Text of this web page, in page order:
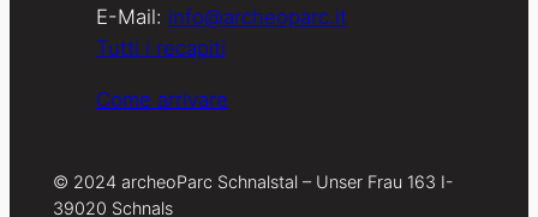
E-Mail: info@archeoparc.it
Tutti i recapiti
Come arrivare
© 2024 archeoParc Schnalstal – Unser Frau 163 I-
39020 Schnals